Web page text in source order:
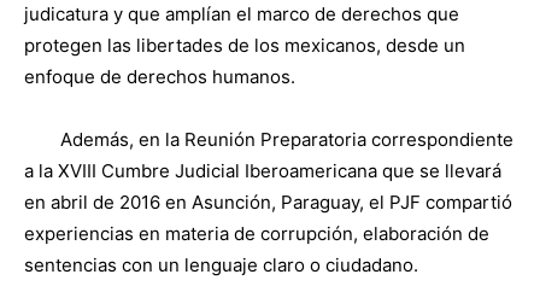
judicatura y que amplían el marco de derechos que
protegen las libertades de los mexicanos, desde un
enfoque de derechos humanos.
Además, en la Reunión Preparatoria correspondiente
a la XVIII Cumbre Judicial Iberoamericana que se llevará
en abril de 2016 en Asunción, Paraguay, el PJF compartió
experiencias en materia de corrupción, elaboración de
sentencias con un lenguaje claro o ciudadano.